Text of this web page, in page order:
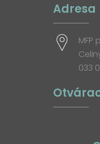
Adresa
MFP
033